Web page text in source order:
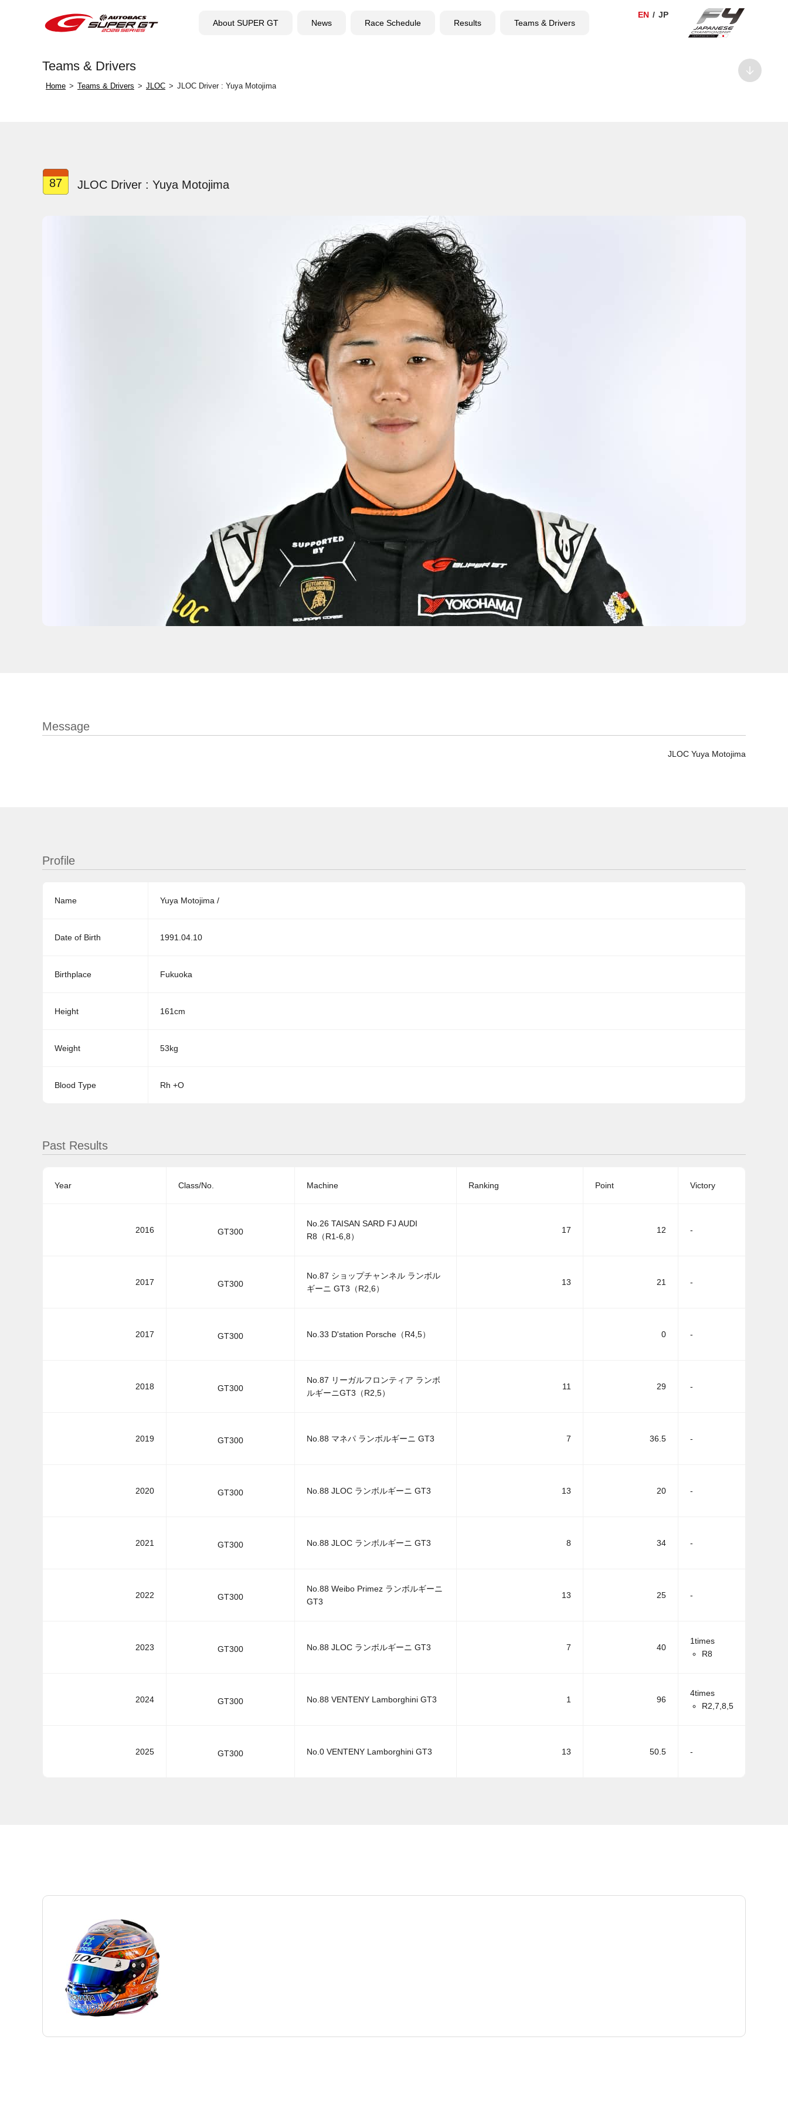
About SUPER GT News Race Schedule Results Teams & Drivers
Teams & Drivers
Home Teams & Drivers JLOC JLOC Driver : Yuya Motojima
87 JLOC Driver : Yuya Motojima
Message
JLOC Yuya Motojima
Profile
Name Yuya Motojima /
Date of Birth 1991.04.10
Birthplace Fukuoka
Height 161cm
Weight 53kg
Blood Type Rh +O
Past Results
Year Class/No. Machine Ranking Point Victory
2016 GT300
No.26 TAISAN SARD FJ AUDI
R8（R1-6,8）
17 12 -
2017 GT300
No.87 ショップチャンネル ランボル
ギーニ GT3（R2,6）
13 21 -
2017 GT300 No.33 D'station Porsche（R4,5） 0 -
2018 GT300
No.87 リーガルフロンティア ランボ
ルギーニGT3（R2,5）
11 29 -
2019 GT300 No.88 マネパ ランボルギーニ GT3 7 36.5 -
2020 GT300 No.88 JLOC ランボルギーニ GT3 13 20 -
2021 GT300 No.88 JLOC ランボルギーニ GT3 8 34 -
2022 GT300
No.88 Weibo Primez ランボルギーニ
GT3
13 25 -
2023 GT300 No.88 JLOC ランボルギーニ GT3 7 40
1times
R8
2024 GT300 No.88 VENTENY Lamborghini GT3 1 96
4times
R2,7,8,5
2025 GT300 No.0 VENTENY Lamborghini GT3 13 50.5 -